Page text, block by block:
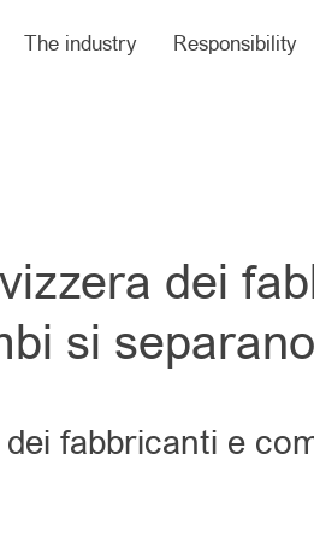
The industry Responsibility
dei
si separano
fabbricanti e